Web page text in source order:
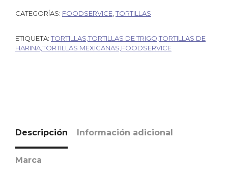
CATEGORÍAS: FOODSERVICE TORTILLAS
ETIQUETA: TORTILLAS,TORTILLAS DE TRIGO,TORTILLAS DE
HARINA,TORTILLAS MEXICANAS,FOODSERVICE
Descripción Información adicional
Marca